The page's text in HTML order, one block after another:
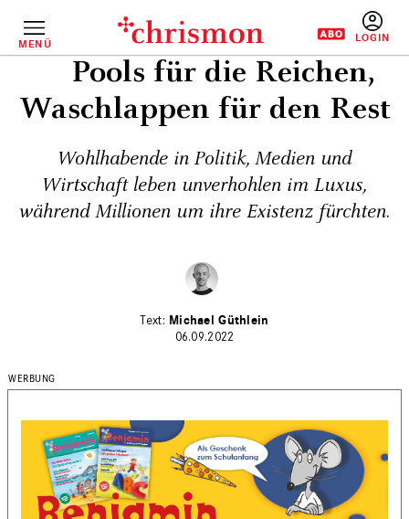
InhaltMENÜ
Pools für die Reichen,
Waschlappen für den Rest
Wohlhabende in Politik, Medien und
Wirtschaft leben unverhohlen im Luxus,
während Millionen um ihre Existenz fürchten.
Michael Güthlein
06.09.2022